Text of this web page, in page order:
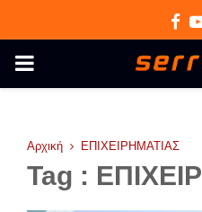
PRIMARY
Αρχική ΕΠΙΧΕΙΡΗΜΑΤΙΑΣ
Tag :